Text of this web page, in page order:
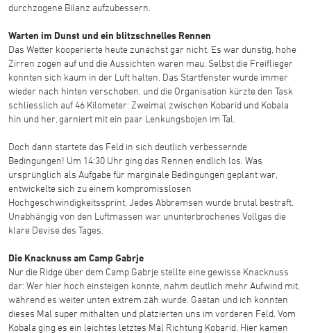
durchzogene Bilanz aufzubessern.
Warten im Dunst und ein blitzschnelles Rennen
Das Wetter kooperierte heute zunächst gar nicht. Es war dunstig, hohe
Zirren zogen auf und die Aussichten waren mau. Selbst die Freiflieger
konnten sich kaum in der Luft halten. Das Startfenster wurde immer
wieder nach hinten verschoben, und die Organisation kürzte den Task
schliesslich auf 46 Kilometer: Zweimal zwischen Kobarid und Kobala
hin und her, garniert mit ein paar Lenkungsbojen im Tal.
Doch dann startete das Feld in sich deutlich verbessernde
Bedingungen! Um 14:30 Uhr ging das Rennen endlich los. Was
ursprünglich als Aufgabe für marginale Bedingungen geplant war,
entwickelte sich zu einem kompromisslosen
Hochgeschwindigkeitssprint. Jedes Abbremsen wurde brutal bestraft.
Unabhängig von den Luftmassen war ununterbrochenes Vollgas die
klare Devise des Tages.
Die Knacknuss am Camp Gabrje
Nur die Ridge über dem Camp Gabrje stellte eine gewisse Knacknuss
dar: Wer hier hoch einsteigen konnte, nahm deutlich mehr Aufwind mit,
während es weiter unten extrem zäh wurde. Gaëtan und ich konnten
dieses Mal super mithalten und platzierten uns im vorderen Feld. Vom
Kobala ging es ein leichtes letztes Mal Richtung Kobarid. Hier kamen